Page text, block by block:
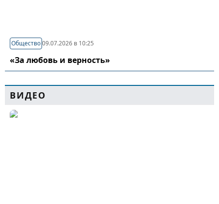
Общество09.07.2026 в 10:25
«За любовь и верность»
ВИДЕО